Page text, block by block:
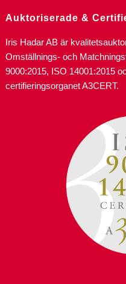
Auktoriserade &
Iris Hadar AB är
Omställnings- och
9000:2015, ISO 14001:2015
certifieringsorganet A3CERT.